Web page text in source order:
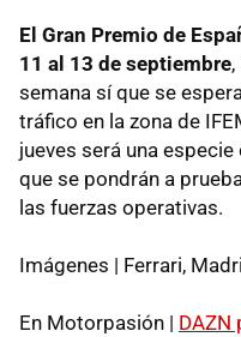
El Gran Premio de
11 al 13 de septiembre
semana sí que se
tráfico en la zona de
jueves será una
que se pondrán a
las fuerzas operativas.
Imágenes | Ferrari,
En Motorpasión | DAZN